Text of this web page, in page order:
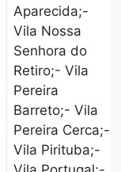
Aparecida;-
Vila Nossa
Senhora do
Retiro;- Vila
Pereira
Barreto;- Vila
Pereira Cerca;-
Vila Pirituba;-